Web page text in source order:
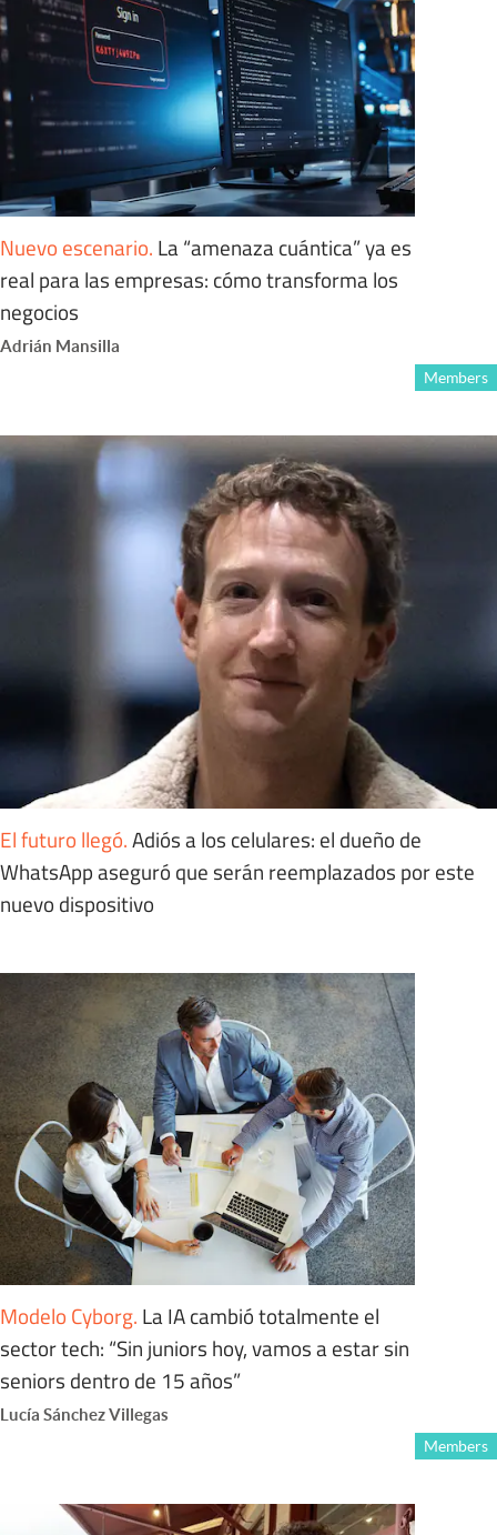
Nuevo escenario. La “amenaza cuántica” ya es
real para las empresas: cómo transforma los
negocios
Adrián Mansilla
Members
El futuro llegó.Adiós a los celulares: el dueño de
WhatsApp aseguró que serán reemplazados por este
nuevo dispositivo
Modelo Cyborg. La IA cambió totalmente el
sector tech: “Sin juniors hoy, vamos a estar sin
seniors dentro de 15 años”
Lucía Sánchez Villegas
Members